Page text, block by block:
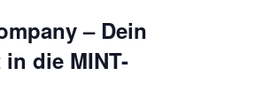
– Dein
die MINT-